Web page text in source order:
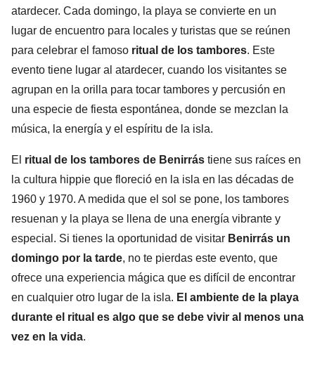
atardecer. Cada domingo, la playa se convierte en un
lugar de encuentro para locales y turistas que se reúnen
para celebrar el famoso ritual de los tambores. Este
evento tiene lugar al atardecer, cuando los visitantes se
agrupan en la orilla para tocar tambores y percusión en
una especie de fiesta espontánea, donde se mezclan la
música, la energía y el espíritu de la isla.
El ritual de los tambores de Benirrás tiene sus raíces en
la cultura hippie que floreció en la isla en las décadas de
1960 y 1970. A medida que el sol se pone, los tambores
resuenan y la playa se llena de una energía vibrante y
especial. Si tienes la oportunidad de visitar Benirrás un
domingo por la tarde, no te pierdas este evento, que
ofrece una experiencia mágica que es difícil de encontrar
en cualquier otro lugar de la isla. El ambiente de la playa
durante el ritual es algo que se debe vivir al menos una
vez en la vida.